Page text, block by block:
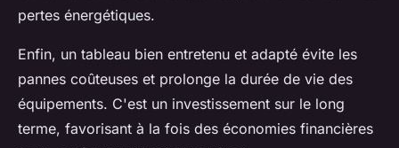
pertes énergétiques.
Enfin, un tableau bien entretenu et adapté évite les
pannes coûteuses et prolonge la durée de vie des
équipements. C'est un investissement sur le long
terme, favorisant à la fois des économies financières